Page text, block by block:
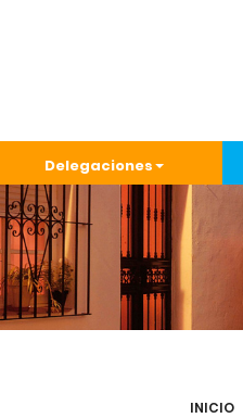
Delegaciones
INICIO